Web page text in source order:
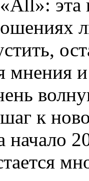
эта
мнения
к
начало